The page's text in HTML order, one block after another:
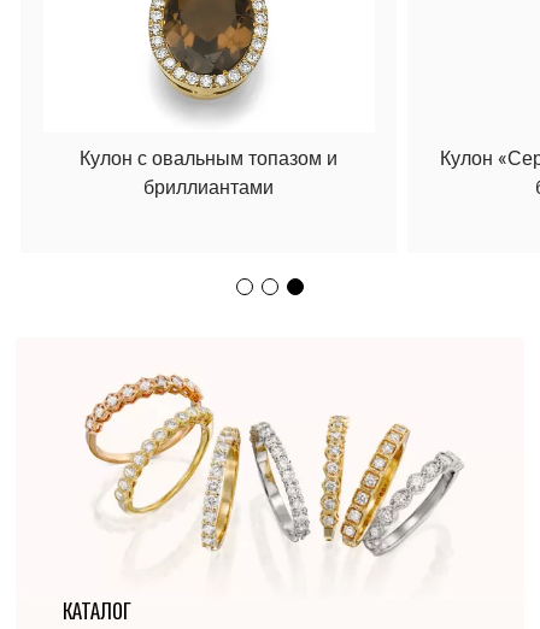
КАТАЛОГ
Кулон
Кулон с овальным топазом и
бриллиантами